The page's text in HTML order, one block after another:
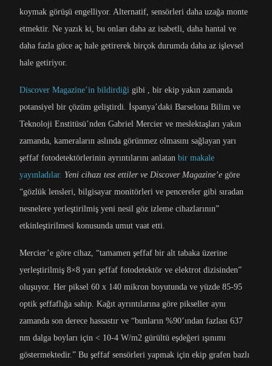
koymak görüşü engelliyor. Alternatif, sensörleri daha uzağa monte
etmektir. Ne yazık ki, bu onları daha az isabetli, daha hantal ve
daha fazla güce aç hale getirerek birçok durumda daha az işlevsel
hale getiriyor.
Discover Magazine’in bildirdiği gibi , bir ekip yakın zamanda
potansiyel bir çözüm geliştirdi. İspanya’daki Barselona Bilim ve
Teknoloji Enstitüsü’nden Gabriel Mercier ve meslektaşları yakın
zamanda, kameraların aslında görünmez olmasını sağlayan yarı
şeffaf fotodetektörlerinin ayrıntılarını anlatan bir makale
yayınladılar. Yeni cihazı test ettiler ve Discover Magazine’e göre
“gözlük lensleri, bilgisayar monitörleri ve pencereler gibi sıradan
nesnelere yerleştirilmiş yeni nesil göz izleme cihazlarının”
etkinleştirilmesi konusunda umut vaat etti.
Mercier’e göre cihaz, “tamamen şeffaf bir alt tabaka üzerine
yerleştirilmiş 8×8 yarı şeffaf fotodetektör ve elektrot dizisinden”
oluşuyor. Her piksel 60 x 140 mikron boyutunda ve yüzde 85-95
optik şeffaflığa sahip. Kağıt ayrıntılarına göre pikseller aynı
zamanda son derece hassastır ve “bunların %90’ından fazlası 637
nm dalga boyları için < 10-4 W/m2 gürültü eşdeğeri ışınımı
göstermektedir.” Bu şeffaf sensörleri yapmak için ekip grafen bazlı